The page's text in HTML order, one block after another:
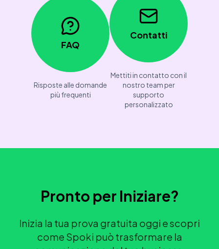
FAQ
Risposte alle domande
più frequenti
Contatti
Mettiti in contatto con il
nostro team per
supporto
personalizzato
Pronto per Iniziare?
Inizia la tua prova gratuita oggi e scopri
come Spoki può trasformare la